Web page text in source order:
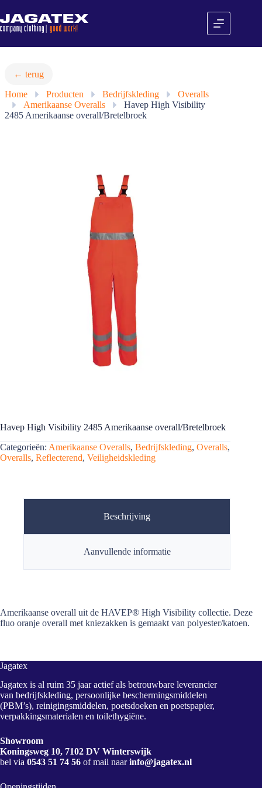
naar
de
inhoud
← terug
Home
» Producten » Bedrijfskleding »
Overalls
»
Amerikaanse Overalls »
Havep High Visibility
2485 Amerikaanse overall/Bretelbroek
Havep High Visibility 2485 Amerikaanse overall/Bretelbroek
Categorieën: Amerikaanse Overalls, Bedrijfskleding, Overalls,
Overalls, Reflecterend, Veiligheidskleding
Beschrijving
Aanvullende informatie
Amerikaanse overall uit de HAVEP® High Visibility collectie. Deze
fluo oranje overall met kniezakken is gemaakt van polyester/katoen.
Jagatex
Jagatex is al ruim 35 jaar actief als betrouwbare leverancier
van bedrijfskleding, persoonlijke beschermingsmiddelen
(PBM’s), reinigingsmiddelen, poetsdoeken en poetspapier,
verpakkingsmaterialen en toilethygiëne.
Showroom
Koningsweg 10, 7102 DV Winterswijk
bel via 0543 51 74 56 of mail naarinfo@jagatex.nl